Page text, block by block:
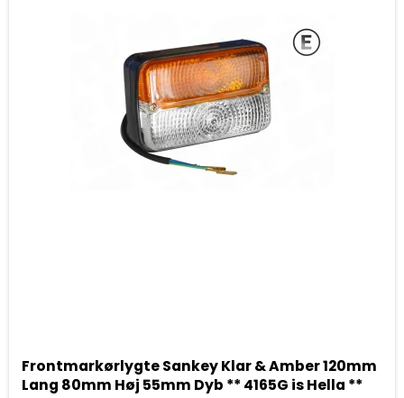
Frontmarkørlygte Sankey Klar & Amber 120mm
Lang 80mm Høj 55mm Dyb ** 4165G is Hella **